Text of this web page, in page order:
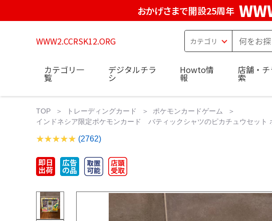
おかげさまで開設25周年
WWW2.CCRSK12.ORG
カテゴリ一
覧
デジタルチラ
シ
Howto情
報
店舗・
索
TOP トレーディングカード
ポケモンカードゲーム
インドネシア限定ポケモンカード バティックシャツのピカチュウセット
(2762)